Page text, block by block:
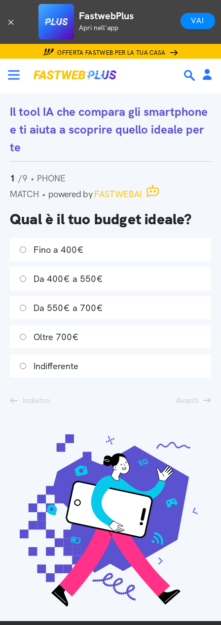
FastwebPlus
Apri nell'app
VAI
OFFERTA FASTWEB PER LA TUA CASA
Il tool IA che compara gli smartphone
e ti aiuta a scoprire quello ideale per
te
1 /9 • PHONE
MATCH • powered byFASTWEBAI
Qual è il tuo budget ideale?
Fino a 400€
Da 400€ a 550€
Da 550€ a 700€
Oltre 700€
Indifferente
Indietro Avanti